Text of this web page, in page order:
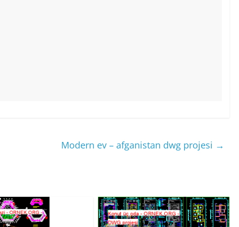
Modern ev – afganistan dwg projesi →